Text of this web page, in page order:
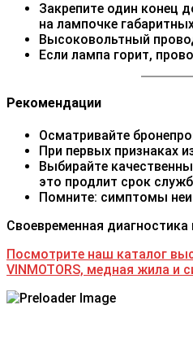
Закрепите один конец
на лампочке
Высоковольтный
Если лампа горит,
Рекомендации
Осматривайте
При первых признаках
Выбирайте
это продлит срок
Помните: симптомы
Своевременная
Посмотрите наш каталог
VINMOTORS, медная жила и